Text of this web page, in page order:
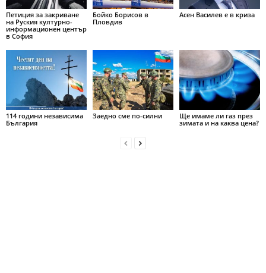
Петиция за закриване
на Руския културно-
информационен център
в София
Бойко Борисов в
Пловдив
Асен Василев е в криза
114 години независима
България
Заедно сме по-силни
Ще имаме ли газ през
зимата и на каква цена?